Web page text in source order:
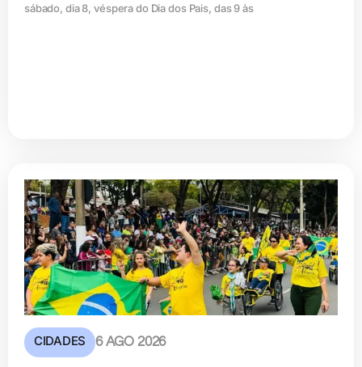
sábado, dia 8, véspera do Dia dos Pais, das 9 às
CIDADES 6 AGO 2026